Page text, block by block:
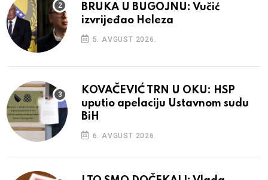
BRUKA U BUGOJNU: Vučić
izvrijeđao Heleza
5. AVGUST 2026.
KOVAČEVIĆ TRN U OKU: HSP
uputio apelaciju Ustavnom sudu
BiH
6. AVGUST 2026.